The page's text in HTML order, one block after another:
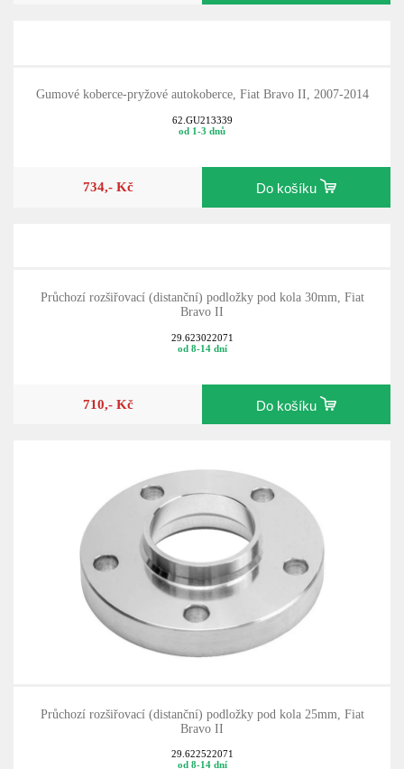
Gumové koberce-pryžové autokoberce, Fiat Bravo II, 2007-2014
62.GU213339
od 1-3 dnů
734,- Kč Do košíku
Průchozí rozšiřovací (distanční) podložky pod kola 30mm, Fiat
Bravo II
29.623022071
od 8-14 dní
710,- Kč Do košíku
Průchozí rozšiřovací (distanční) podložky pod kola 25mm, Fiat
Bravo II
29.622522071
od 8-14 dní